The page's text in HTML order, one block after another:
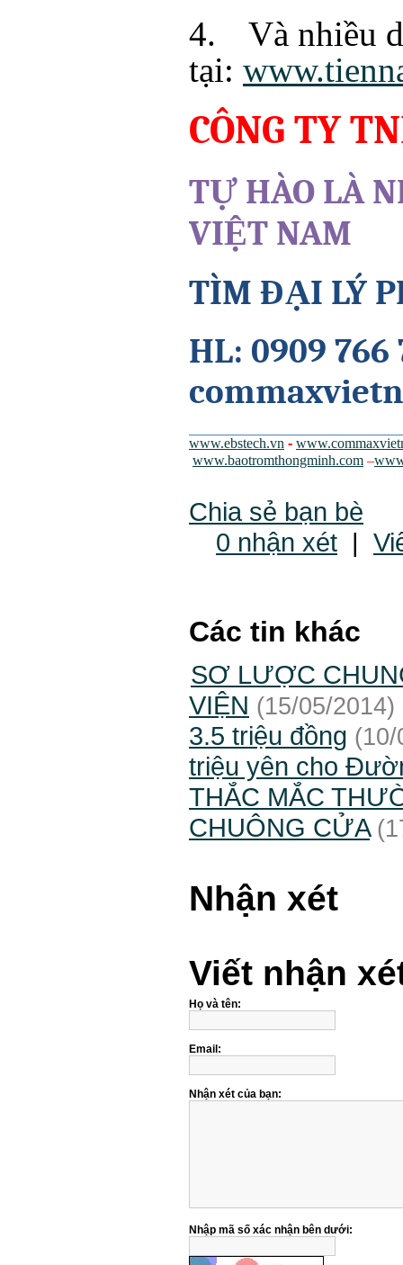
4.
Và nhiều
tại:
CÔNG TY
TỰ HÀO LÀ
VIỆT NAM
TÌM ĐẠI LÝ
HL: 0909
www.ebstech.vn -
www.baotromthongminh.com –
Chia sẻ bạn bè
0 nhận xét |
Các tin khác
SƠ LƯỢC
VIỆN (15/05/2014)
3.5 triệu đồng (10/
triệu yên cho
THẮC MẮC
CHUÔNG CỬA
Nhận xét
Viết nhận
Họ và tên:
Email:
Nhận xét của bạn:
Nhập mã số xác nhận bên dưới: